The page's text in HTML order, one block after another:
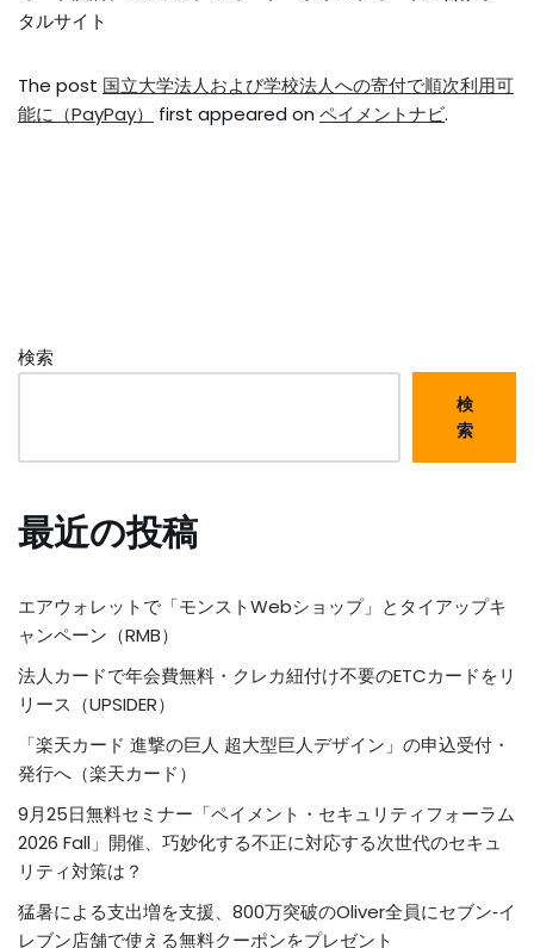
タルサイト
The post 国立大学法人および学校法人への寄付で順次利用可
能に（PayPay）
first appeared on ペイメントナビ.
検索
検
索
最近の投稿
エアウォレットで「モンストWebショップ」とタイアップキ
ャンペーン（RMB）
法人カードで年会費無料・クレカ紐付け不要のETCカードをリ
リース（UPSIDER）
「楽天カード 進撃の巨人 超大型巨人デザイン」の申込受付・
発行へ（楽天カード）
9月25日無料セミナー「ペイメント・セキュリティフォーラム
2026 Fall」開催、巧妙化する不正に対応する次世代のセキュ
リティ対策は？
猛暑による支出増を支援、800万突破のOliver全員にセブン‐イ
レブン店舗で使える無料クーポンをプレゼント